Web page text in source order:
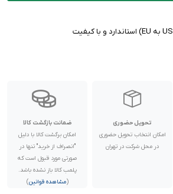
تحویل حضوری
امکان انتخاب تحویل حضوری
در محل شرکت در تهران
ضمانت بازگشت کالا
امکان برگشت کالا با دلیل
"انصراف از خرید" تنها در
صورتی مورد قبول است که
پلمب کالا باز نشده باشد.
(مشاهده قوانین)